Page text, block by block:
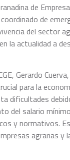
de
de
del sector
la actualidad a
Gerardo
para la
dificultades
del salario
y normativos.
agrarias y